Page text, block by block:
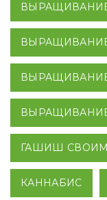
ГАШИШ
КАННАБИС